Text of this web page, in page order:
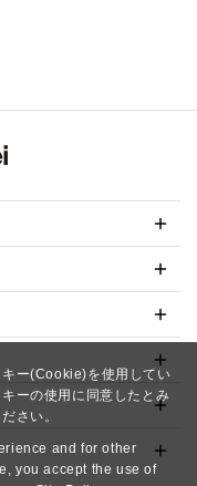
ー(Cookie)を使用してい
ーの使用に同意したとみ
さい。
and for other
you accept the use of